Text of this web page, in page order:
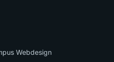
Webdesign